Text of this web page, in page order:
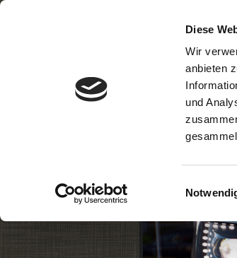
Diese
Wir
anbieten
und
Unsere